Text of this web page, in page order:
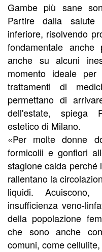
Gambe più sane
Partire dalla
inferiore, risolvendo
fondamentale
anche su alcuni
momento ideale
trattamenti di
permettano di
dell'estate, spiega
estetico di Milano.
«Per molte donne
formicolii e gonfiori
stagione calda perché
rallentano la
liquidi.
insufficienza veno-
della popolazione
che sono anche
comuni, come